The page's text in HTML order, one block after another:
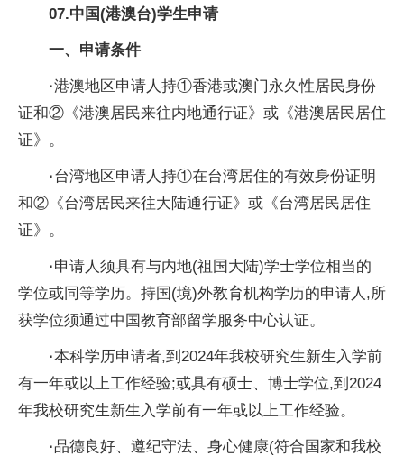
07.中国(港澳台)学生申请
一、 申请条件
·港澳地区申请人持①香港或澳门永久性居民身份
证和②《港澳居民来往内地通行证》或《港澳居民居住
证》。
·台湾地区申请人持①在台湾居住的有效身份证明
和②《台湾居民来往大陆通行证》或《台湾居民居住
证》。
·申请人须具有与内地(祖国大陆)学士学位相当的
学位或同等学历。持国(境)外教育机构学历的申请人,所
获学位须通过中国教育部留学服务中心认证。
·本科学历申请者,到2024年我校研究生新生入学前
有一年或以上工作经验;或具有硕士、博士学位,到2024
年我校研究生新生入学前有一年或以上工作经验。
·品德良好、遵纪守法、身心健康(符合国家和我校